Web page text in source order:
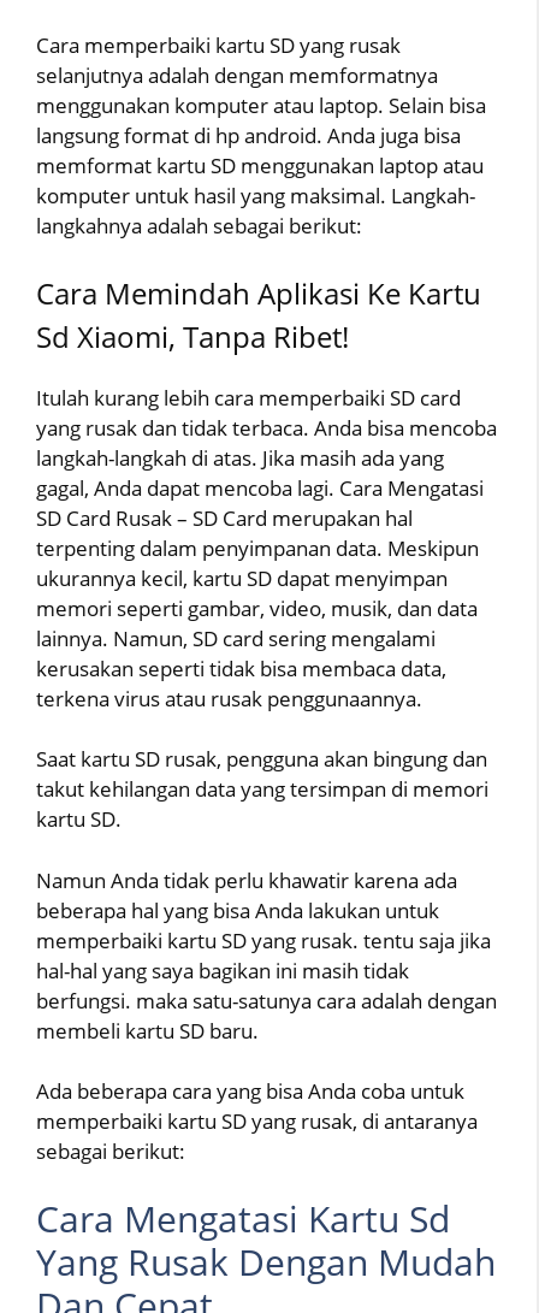
Cara memperbaiki kartu SD yang rusak
selanjutnya adalah dengan memformatnya
menggunakan komputer atau laptop. Selain bisa
langsung format di hp android. Anda juga bisa
memformat kartu SD menggunakan laptop atau
komputer untuk hasil yang maksimal. Langkah-
langkahnya adalah sebagai berikut:
Cara Memindah Aplikasi Ke Kartu
Sd Xiaomi, Tanpa Ribet!
Itulah kurang lebih cara memperbaiki SD card
yang rusak dan tidak terbaca. Anda bisa mencoba
langkah-langkah di atas. Jika masih ada yang
gagal, Anda dapat mencoba lagi. Cara Mengatasi
SD Card Rusak – SD Card merupakan hal
terpenting dalam penyimpanan data. Meskipun
ukurannya kecil, kartu SD dapat menyimpan
memori seperti gambar, video, musik, dan data
lainnya. Namun, SD card sering mengalami
kerusakan seperti tidak bisa membaca data,
terkena virus atau rusak penggunaannya.
Saat kartu SD rusak, pengguna akan bingung dan
takut kehilangan data yang tersimpan di memori
kartu SD.
Namun Anda tidak perlu khawatir karena ada
beberapa hal yang bisa Anda lakukan untuk
memperbaiki kartu SD yang rusak. tentu saja jika
hal-hal yang saya bagikan ini masih tidak
berfungsi. maka satu-satunya cara adalah dengan
membeli kartu SD baru.
Ada beberapa cara yang bisa Anda coba untuk
memperbaiki kartu SD yang rusak, di antaranya
sebagai berikut:
Cara Mengatasi Kartu Sd
Yang Rusak Dengan Mudah